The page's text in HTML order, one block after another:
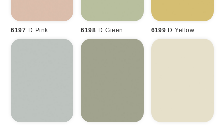
6197 D Pink 6198 D Green 6199 D Yellow